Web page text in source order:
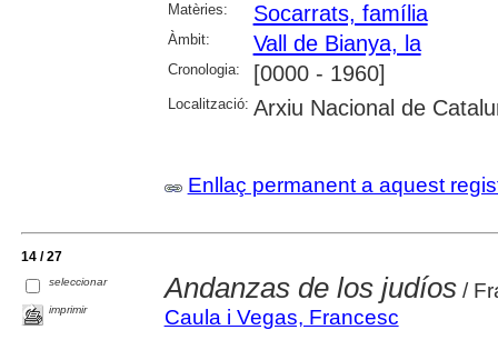
Matèries: Socarrats, família
Àmbit: Vall de Bianya, la
Cronologia: [0000 - 1960]
Localització: Arxiu Nacional de
Enllaç permanent a aquest
14 / 27
seleccionar
imprimir
Andanzas de los judíos/
Caula i Vegas, Francesc